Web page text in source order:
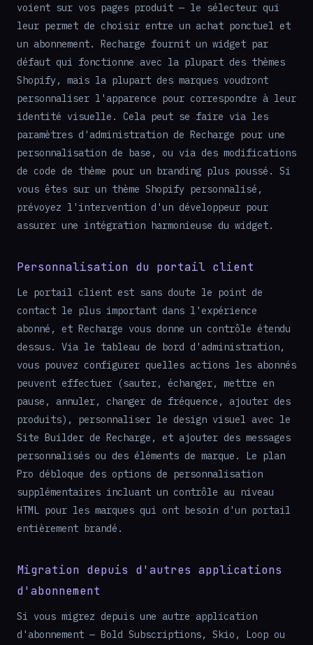
voient sur vos pages produit — le sélecteur qui
leur permet de choisir entre un achat ponctuel et
un abonnement. Recharge fournit un widget par
défaut qui fonctionne avec la plupart des thèmes
Shopify, mais la plupart des marques voudront
personnaliser l'apparence pour correspondre à leur
identité visuelle. Cela peut se faire via les
paramètres d'administration de Recharge pour une
personnalisation de base, ou via des modifications
de code de thème pour un branding plus poussé. Si
vous êtes sur un thème Shopify personnalisé,
prévoyez l'intervention d'un développeur pour
assurer une intégration harmonieuse du widget.
Personnalisation du portail client
Le portail client est sans doute le point de
contact le plus important dans l'expérience
abonné, et Recharge vous donne un contrôle étendu
dessus. Via le tableau de bord d'administration,
vous pouvez configurer quelles actions les abonnés
peuvent effectuer (sauter, échanger, mettre en
pause, annuler, changer de fréquence, ajouter des
produits), personnaliser le design visuel avec le
Site Builder de Recharge, et ajouter des messages
personnalisés ou des éléments de marque. Le plan
Pro débloque des options de personnalisation
supplémentaires incluant un contrôle au niveau
HTML pour les marques qui ont besoin d'un portail
entièrement brandé.
Migration depuis d'autres applications
d'abonnement
Si vous migrez depuis une autre application
d'abonnement — Bold Subscriptions, Skio, Loop ou